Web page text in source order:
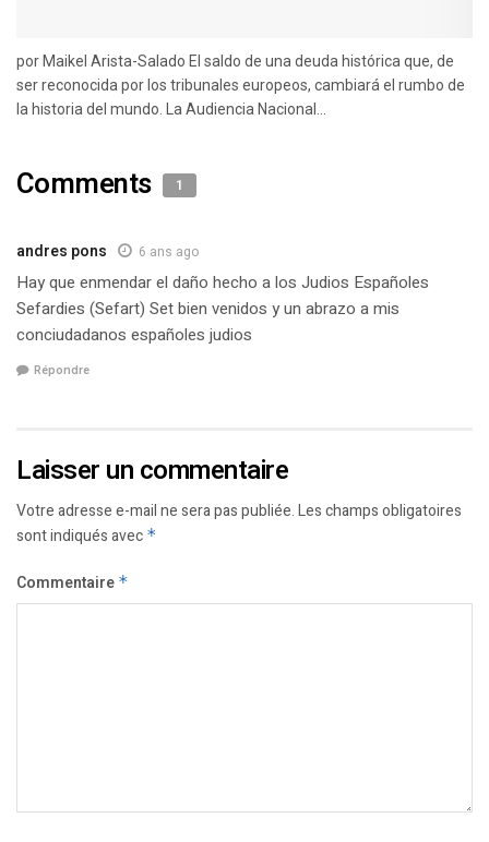
por Maikel Arista-Salado El saldo de una deuda histórica que, de
ser reconocida por los tribunales europeos, cambiará el rumbo de
la historia del mundo. La Audiencia Nacional...
Comments 1
andres pons 6 ans ago
Hay que enmendar el daño hecho a los Judios Españoles
Sefardies (Sefart) Set bien venidos y un abrazo a mis
conciudadanos españoles judios
Répondre
Laisser un commentaire
Votre adresse e-mail ne sera pas publiée.Les champs obligatoires
sont indiqués avec *
Commentaire *